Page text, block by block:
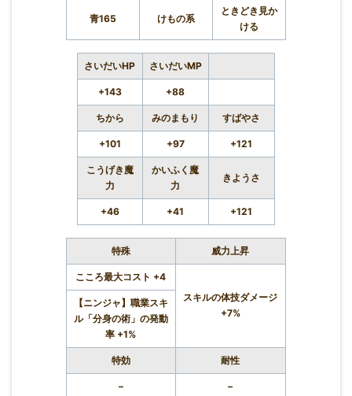
青165 けもの系
ときどき見か
ける
さいだいHP さいだいMP
+143 +88
ちから みのまもり すばやさ
+101 +97 +121
こうげき魔
力
かいふく魔
力
きようさ
+46 +41 +121
特殊 威力上昇
こころ最大コスト +4
スキルの体技ダメージ
+7%
【ニンジャ】職業スキ
ル「分身の術」の発動
率 +1%
特効 耐性
– –